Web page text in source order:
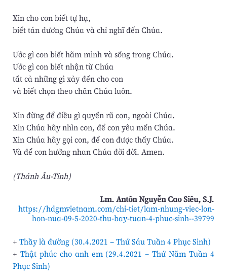
Xin cho con biết tự hạ,
biết tán dương Chúa và chỉ nghĩ đến Chúa.
Ước gì con biết hãm mình và sống trong Chúa.
Ước gì con biết nhận từ Chúa
tất cả những gì xảy đến cho con
và biết chọn theo chân Chúa luôn.
Xin đừng để điều gì quyến rũ con, ngoài Chúa.
Xin Chúa hãy nhìn con, để con yêu mến Chúa.
Xin Chúa hãy gọi con, để con được thấy Chúa.
Và để con hưởng nhan Chúa đời đời. Amen.
(Thánh Âu-Tinh)
Lm. Antôn Nguyễn Cao Siêu, S.J.
https://hdgmvietnam.com/chi-tiet/lam-nhung-viec-lon-
hon-nua-09-5-2020-thu-bay-tuan-4-phuc-sinh--39799
+ Thầy là đường (30.4.2021 – Thứ Sáu Tuần 4 Phục Sinh)
+ Thật phúc cho anh em (29.4.2021 – Thứ Năm Tuần 4
Phục Sinh)